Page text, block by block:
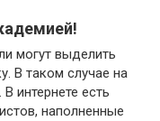
могут выделить
В таком случае на
интернете есть
наполненные